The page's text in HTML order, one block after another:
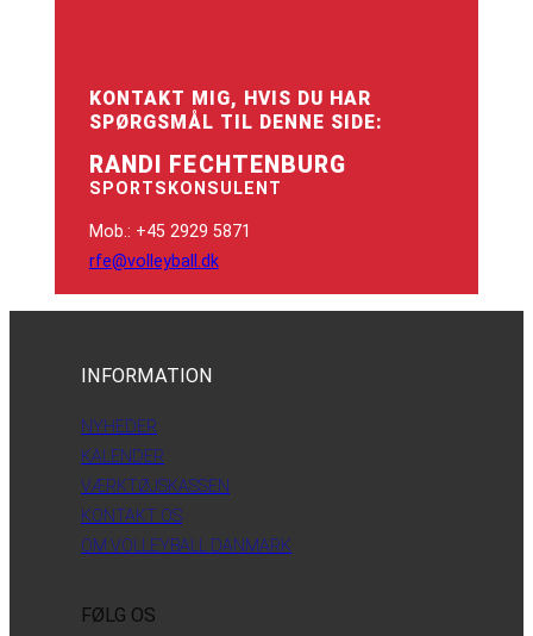
KONTAKT MIG, HVIS DU HAR
SPØRGSMÅL TIL DENNE SIDE:
RANDI FECHTENBURG
SPORTSKONSULENT
Mob.: +45 2929 5871
rfe@volleyball.dk
INFORMATION
NYHEDER
KALENDER
VÆRKTØJSKASSEN
KONTAKT OS
OM VOLLEYBALL DANMARK
FØLG OS